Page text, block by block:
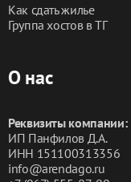
Как сдать жилье
Группа хостов в ТГ
О нас
Реквизиты компании:
ИП Панфилов Д.А.
ИНН 151100313356
info@arendago.ru